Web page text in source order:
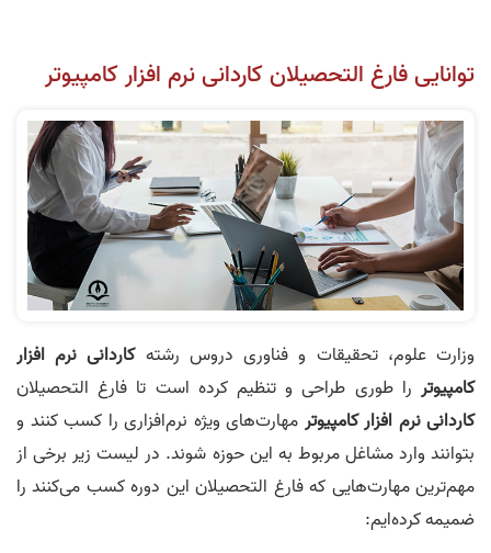
توانایی فارغ التحصیلان کاردانی نرم افزار کامپیوتر
وزارت علوم، تحقیقات و فناوری دروس رشتهکاردانی نرم افزار
کامپیوتر را طوری طراحی و تنظیم کرده است تا فارغ التحصیلان
کاردانی نرم افزار کامپیوتر مهارت‌های ویژه نرم‌افزاری را کسب کنند و
بتوانند وارد مشاغل مربوط به این حوزه شوند. در لیست زیر برخی از
مهم‌ترین مهارت‌هایی که فارغ التحصیلان این دوره کسب می‌کنند را
ضمیمه کرده‌ایم: